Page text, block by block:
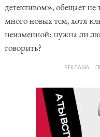
детективом», обещает
много новых тем, хотя
неизменной: нужна ли
говорить?
РЕКЛАМА –